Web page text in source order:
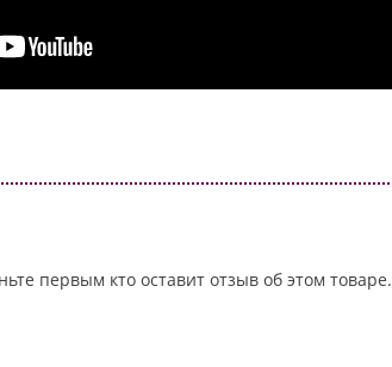
первым кто оставит отзыв об этом товаре.